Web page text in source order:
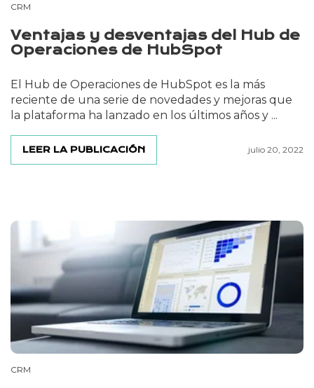
CRM
Ventajas y desventajas del Hub de
Operaciones de HubSpot
El Hub de Operaciones de HubSpot es la más
reciente de una serie de novedades y mejoras que
la plataforma ha lanzado en los últimos años y ...
LEER LA PUBLICACIÓN julio 20, 2022
CRM